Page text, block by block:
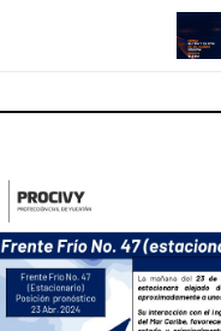
SHARE POST
del Estado